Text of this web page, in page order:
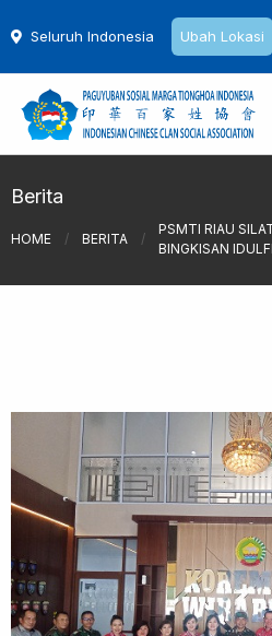
Seluruh Indonesia Ubah Lokasi
Berita
HOME / BERITA /
PSMTI RIAU
BINGKISAN